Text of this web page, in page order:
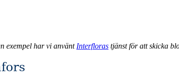
exempel har vi använt Interfloras tjänst för att skicka